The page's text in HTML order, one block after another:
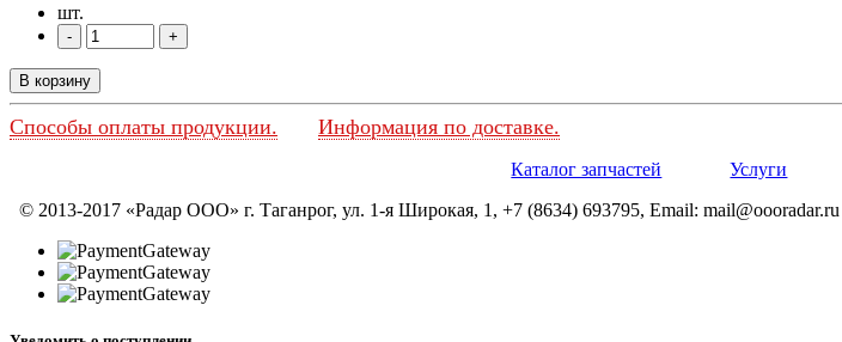
шт.
В корзину
Способы оплаты продукции. Информация по доставке.
Каталог запчастей Услуги
© 2013-2017 «Радар ООО» г. Таганрог, ул. 1-я Широкая, 1, +7 (8634) 693795, Email: mail@oooradar.ru